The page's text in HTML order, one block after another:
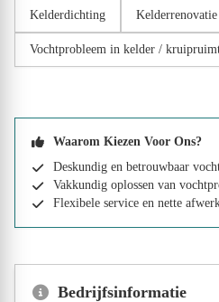
Kelderdichting Kelderrenovatie
Vochtprobleem in kelder /
Waarom Kiezen Voor Ons?
Deskundig en betrouwbaar
Vakkundig oplossen van
Flexibele service en nette
Bedrijfsinformatie